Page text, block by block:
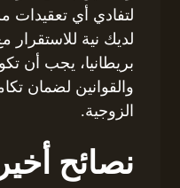
لتفادي أي تعقيدات
لديك نية للاستقرار
بريطانيا، يجب أن
والقوانين لضمان
الزوجية.
نصائح